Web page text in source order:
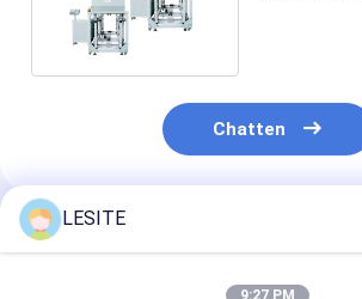
De Filter van de aluminiumzak
Origami die Machine vouwen
luchtfilter Frame maken machine
Chatten
Geadviseerde Producten
LESITE
9:27 PM